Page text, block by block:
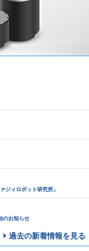
ジィロボット研究所」
のお知らせ
過去の新着情報を見る